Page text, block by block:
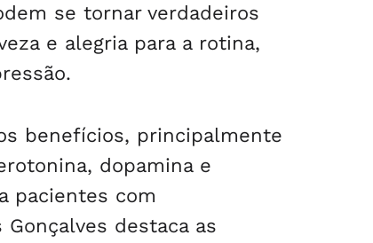
se tornar verdadeiros
e alegria para a rotina,
benefícios, principalmente
dopamina e
pacientes com
destaca as